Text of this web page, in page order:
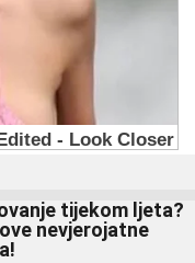
tijekom ljeta?
nevjerojatne